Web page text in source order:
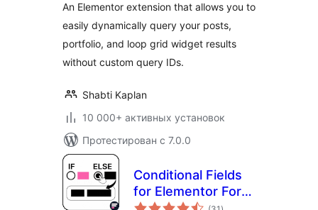
An Elementor extension that allows you to
easily dynamically query your posts,
portfolio, and loop grid widget results
without custom query IDs.
Shabti Kaplan
10 000+ активных установок
Протестирован с 7.0.0
Conditional Fields
for Elementor Form
общий